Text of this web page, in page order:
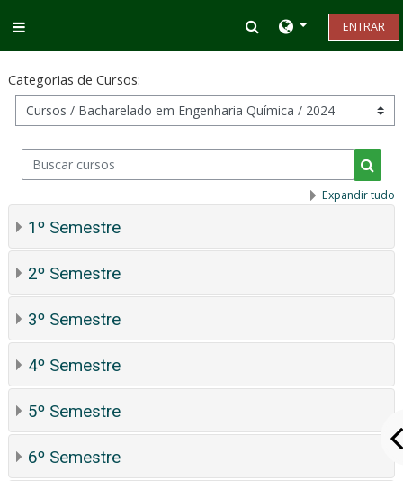
Alternar entrada
ENTRAR
Categorias de Cursos:
Buscar cursos
Expandir tudo
1º Semestre
2º Semestre
3º Semestre
4º Semestre
5º Semestre
6º Semestre